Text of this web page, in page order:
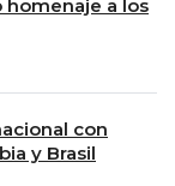
homenaje a los
con
y Brasil